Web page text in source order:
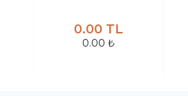
0.00 TL
0.00 ₺